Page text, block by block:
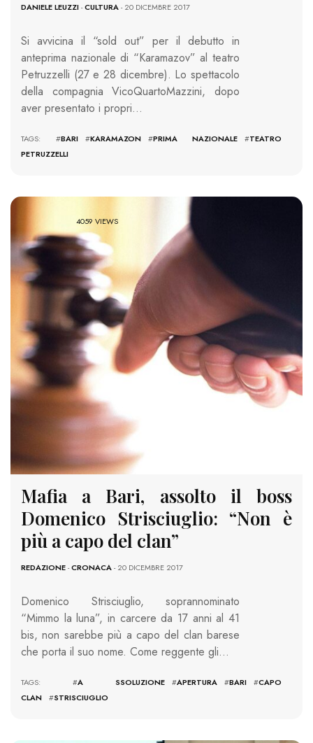
DANIELE LEUZZI-CULTURA- 20 DICEMBRE 2017
Si avvicina il “sold out” per il debutto in
anteprima nazionale di “Karamazov” al teatro
Petruzzelli (27 e 28 dicembre). Lo spettacolo
della compagnia VicoQuartoMazzini, dopo
aver presentato i propri…
TAGS: #BARI #KARAMAZON #PRIMA NAZIONALE #TEATRO
PETRUZZELLI
4059 VIEWS
Mafia a Bari, assolto il boss
Domenico Strisciuglio: “Non è
più a capo del clan”
REDAZIONE-CRONACA- 20 DICEMBRE 2017
Domenico Strisciuglio, soprannominato
“Mimmo la luna”, in carcere da 17 anni al 41
bis, non sarebbe più a capo del clan barese
che porta il suo nome. Come reggente gli…
TAGS: #A SSOLUZIONE #APERTURA #BARI #CAPO
CLAN
#STRISCIUGLIO